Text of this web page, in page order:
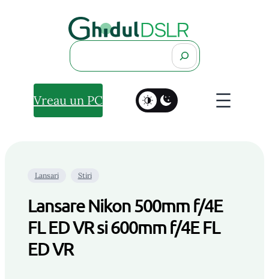
Search
Vreau un PC
Lansari Stiri
Lansare Nikon 500mm f/4E
FL ED VR si 600mm f/4E FL
ED VR